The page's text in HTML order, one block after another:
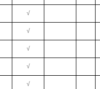
√
√
√
√
√